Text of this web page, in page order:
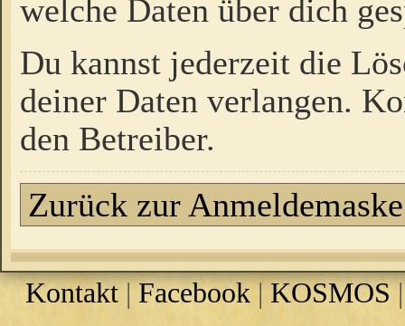
welche Daten über dich
Du kannst jederzeit die
deiner Daten verlangen.
den Betreiber.
Zurück zur Anmeldemaske
Kontakt | Facebook| KOSMOS